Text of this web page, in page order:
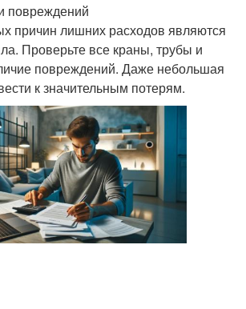
повреждений
причин лишних расходов являются
Проверьте все краны, трубы и
повреждений. Даже небольшая
к значительным потерям.